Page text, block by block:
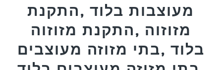
מעוצבות בלוד ,התקנת
מזוזוה ,התקנת מזוזוה
בלוד ,בתי מזוזה מעוצבים